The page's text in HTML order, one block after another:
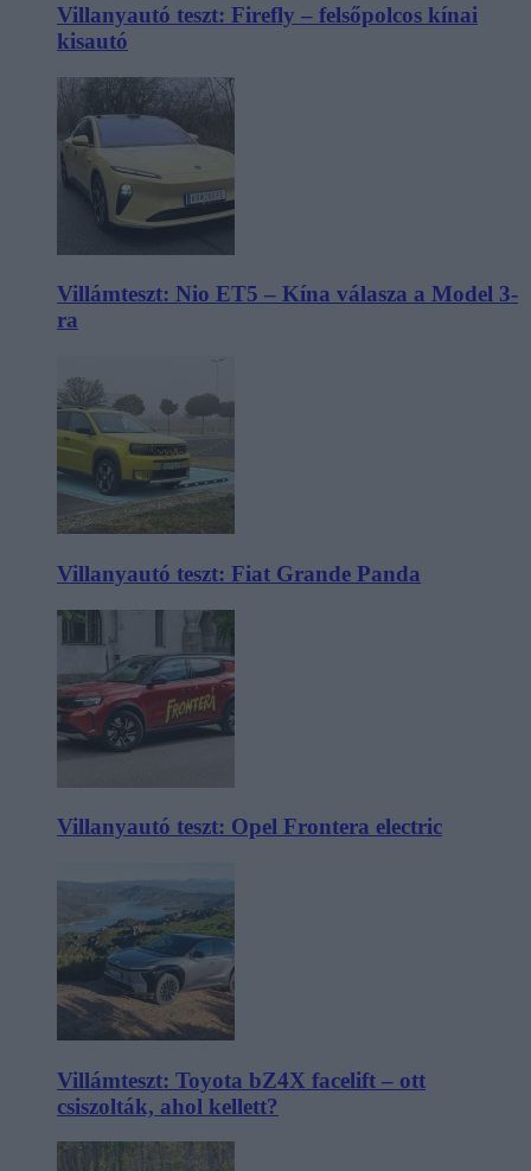
Villanyautó teszt: Firefly – felsőpolcos kínai
kisautó
Villámteszt: Nio ET5 – Kína válasza a Model 3-
ra
Villanyautó teszt: Fiat Grande Panda
Villanyautó teszt: Opel Frontera electric
Villámteszt: Toyota bZ4X facelift – ott
csiszolták, ahol kellett?